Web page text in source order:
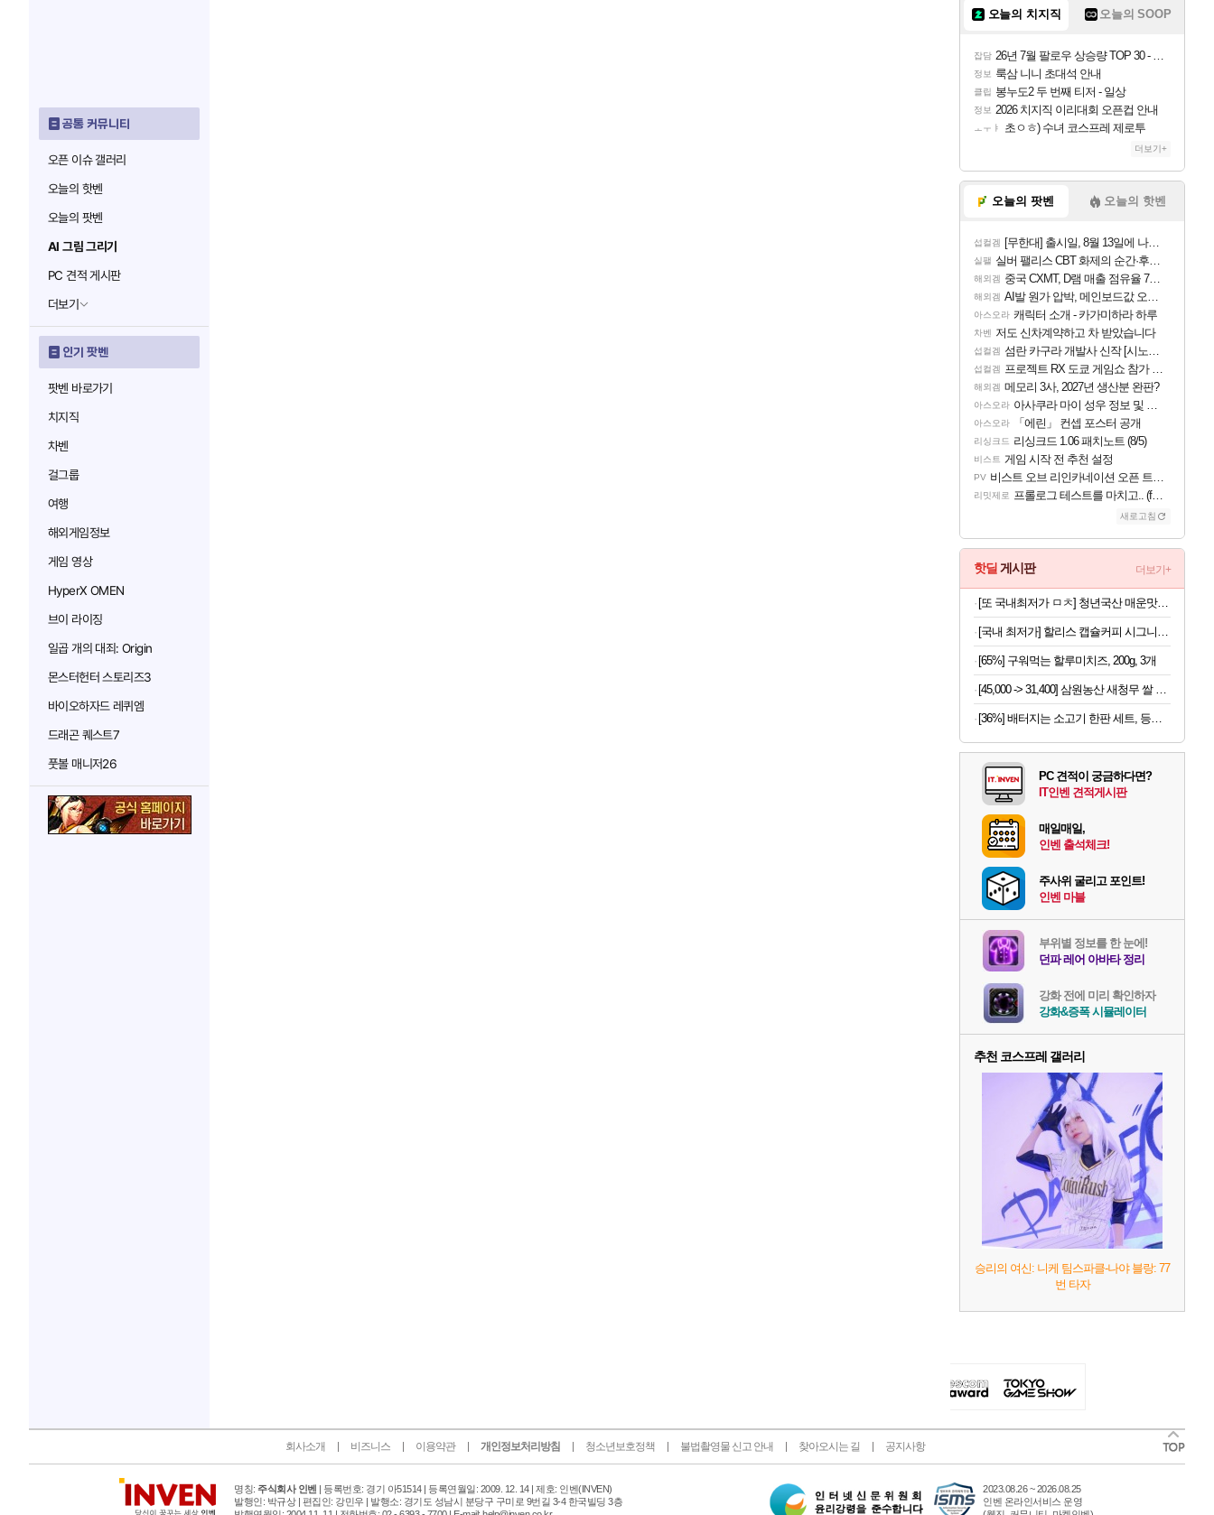
공통 커뮤니티
오픈 이슈 갤러리
오늘의 핫벤
오늘의 팟벤
AI 그림 그리기
PC 견적 게시판
더보기
인기 팟벤
팟벤 바로가기
치지직
차벤
걸그룹
여행
해외게임정보
게임 영상
HyperX OMEN
브이 라이징
일곱 개의 대죄: Origin
몬스터헌터 스토리즈3
바이오하자드 레퀴엠
드래곤 퀘스트7
풋볼 매니저26
오늘의 치지직 오늘의 SOOP
잡담 26년 7월 팔로우 상승량 TOP 30 - 월간 치지직
정보 룩삼 니니 초대석 안내
클립 봉누도2 두 번째 티저 - 일상
정보 2026 치지직 이리대회 오픈컵 안내
ㅗㅜㅑ 초ㅇㅎ) 수녀 코스프레 제로투
더보기+
오늘의 팟벤 오늘의 핫벤
섭컬겜 [무한대] 출시일, 8월 13일에 나오나
실팰 실버 팰리스 CBT 화제의 순간·후기 모음
해외겜 중국 CXMT, D램 매출 점유율 7%…글로벌 4위로 부상
해외겜 AI발 원가 압박, 메인보드값 오르나
아스오라 캐릭터 소개 - 카가미하라 하루
차벤 저도 신차계약하고 차 받았습니다
섭컬겜 섬란 카구라 개발사 신작 [시노비 넥서스] 연내 출시 예정
섭컬겜 프로젝트 RX 도쿄 게임쇼 참가 결정
해외겜 메모리 3사, 2027년 생산분 완판?
아스오라 아사쿠라 마이 성우 정보 및 주요 필모
아스오라 「에린」 컨셉 포스터 공개
리싱크드 리싱크드 1.06 패치노트 (8/5)
비스트 게임 시작 전 추천 설정
PV 비스트 오브 리인카네이션 오픈 트레일러
리밋제로 프롤로그 테스트를 마치고.. (feat. 리아)
새로고침
핫딜 게시판 더보기+
[또 국내최저가 ㅁㅊ] 청년국산 매운맛 굵은 고춧가루 1kg
[65%] 구워먹는 할루미치즈, 200g, 3개
[36%] 배터지는 소고기 한판 세트, 등심살 300g + 살치살 200g + 부채살 200g + 갈비살 200g + 우삼겹 300g, 1.2kg, 1세트
PC 견적이 궁금하다면?
IT인벤 견적게시판
매일매일,
인벤 출석체크!
주사위 굴리고 포인트!
인벤 마블
부위별 정보를 한 눈에!
던파 레어 아바타 정리
강화 전에 미리 확인하자
강화&증폭 시뮬레이터
추천 코스프레 갤러리
승리의 여신: 니케 팀스파클-나야 블랑: 77
번 타자
회사소개 비즈니스 이용약관 개인정보처리방침 청소년보호정책 불법촬영물 신고 안내 찾아오시는 길 공지사항
명칭: 주식회사 인벤 | 등록번호: 경기 아51514 | 등록연월일: 2009. 12. 14 | 제호: 인벤 (INVEN)
발행인: 박규상 | 편집인: 강민우 | 발행소: 경기도 성남시 분당구 구미로 9번길 3-4 한국빌딩 3층
터
2023.08.26 ~ 2026.08.25
인벤 온라인서비스 운영